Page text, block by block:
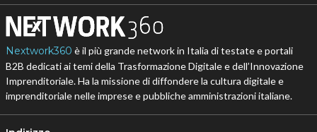
Nextwork360 è il più grande network in Italia di testate e portali
B2B dedicati ai temi della Trasformazione Digitale e dell’Innovazione
Imprenditoriale. Ha la missione di diffondere la cultura digitale e
imprenditoriale nelle imprese e pubbliche amministrazioni italiane.